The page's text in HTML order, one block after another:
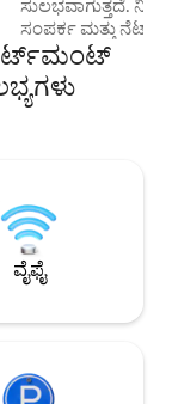
ಸುಲಭವಾಗುತ್ತದೆ.
ಸಂಪರ್ಕ ಮತ್ತು
65-ಇಂಚಿನ ಕ್ರಿಸ್ಟಲ್
ಹೊಂದಿದ್ದು,
ಸೂಕ್ತವಾಗಿದೆ. 8 ನೇ
ರಾತ್ರಿ 10 ರವರೆಗೆ
(ವಾರಾಂತ್ಯಗಳನ್ನು
ದಿನಗಳಲ್ಲಿ P150;
ವೈಫೈ